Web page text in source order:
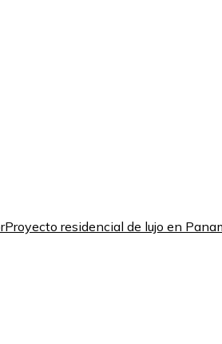
Proyecto residencial de lujo en